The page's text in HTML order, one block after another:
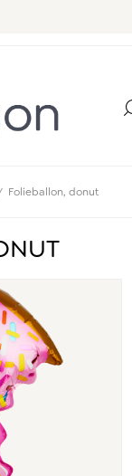
Folieballon, donut